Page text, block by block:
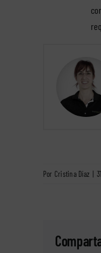
Por Cristina Díaz